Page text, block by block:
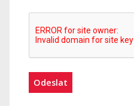
Odeslat